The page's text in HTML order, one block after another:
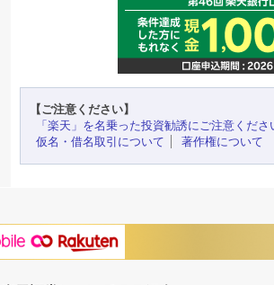
【ご注意ください】
「楽天」を名乗った投資勧誘にご注意くださ
仮名・借名取引について
著作権について